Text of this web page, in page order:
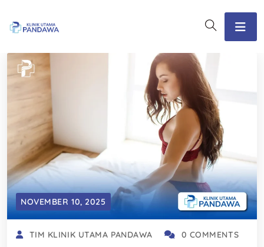
NOVEMBER 10, 2025
TIM KLINIK UTAMA PANDAWA 0 COMMENTS